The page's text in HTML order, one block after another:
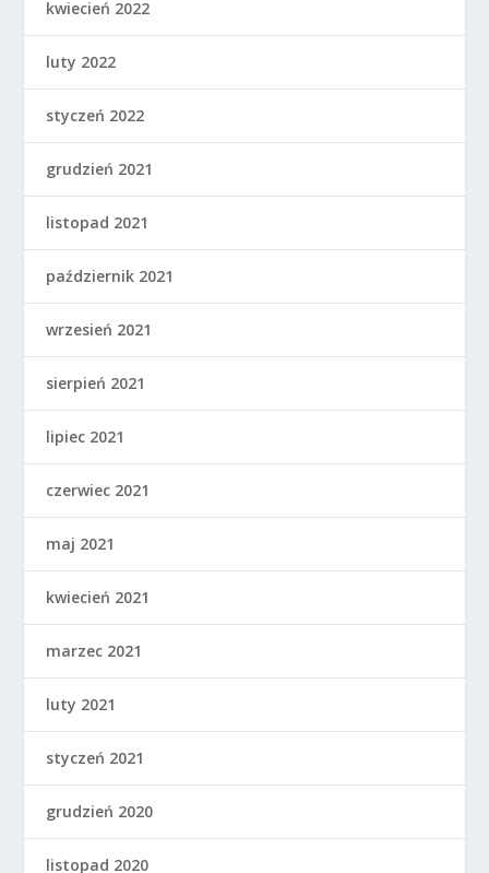
kwiecień 2022
luty 2022
styczeń 2022
grudzień 2021
listopad 2021
październik 2021
wrzesień 2021
sierpień 2021
lipiec 2021
czerwiec 2021
maj 2021
kwiecień 2021
marzec 2021
luty 2021
styczeń 2021
grudzień 2020
listopad 2020